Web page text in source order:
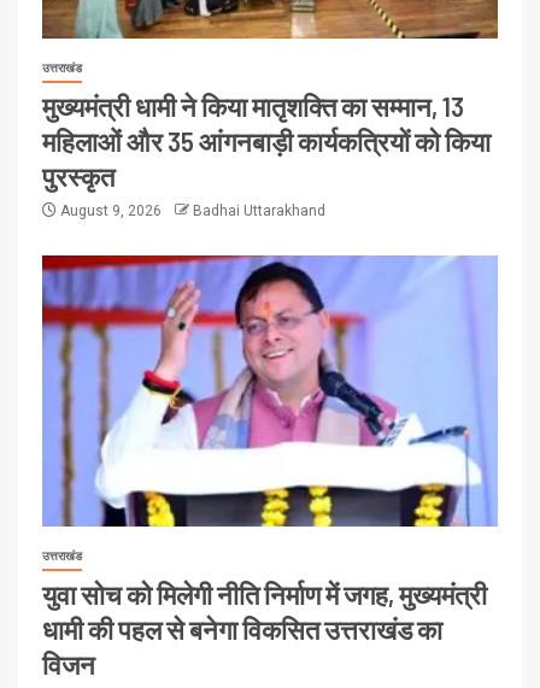
उत्तराखंड
मुख्यमंत्री धामी ने किया मातृशक्ति का सम्मान, 13
महिलाओं और 35 आंगनबाड़ी कार्यकत्रियों को किया
पुरस्कृत
August 9, 2026 Badhai Uttarakhand
उत्तराखंड
युवा सोच को मिलेगी नीति निर्माण में जगह, मुख्यमंत्री
धामी की पहल से बनेगा विकसित उत्तराखंड का
विजन